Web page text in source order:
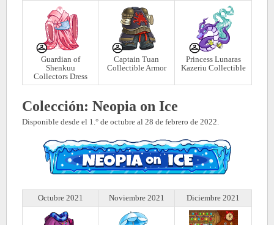
Guardian of
Shenkuu
Collectors Dress
Captain Tuan
Collectible Armor
Princess Lunaras
Kazeriu Collectible
Colección: Neopia on Ice
Disponible desde el 1.° de octubre al 28 de febrero de 2022.
Octubre 2021 Noviembre 2021 Diciembre 2021